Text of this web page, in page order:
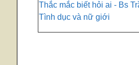
Thắc mắc biết hỏi ai - Bs
Tình dục và nữ giới